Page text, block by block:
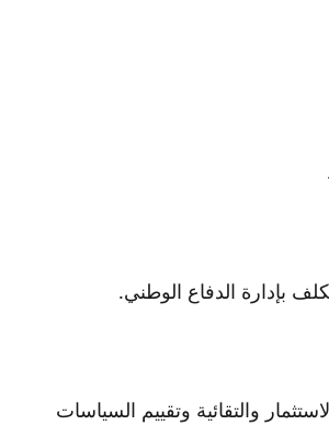
بإدارة الدفاع الوطني.
والتقائية وتقييم السياسات